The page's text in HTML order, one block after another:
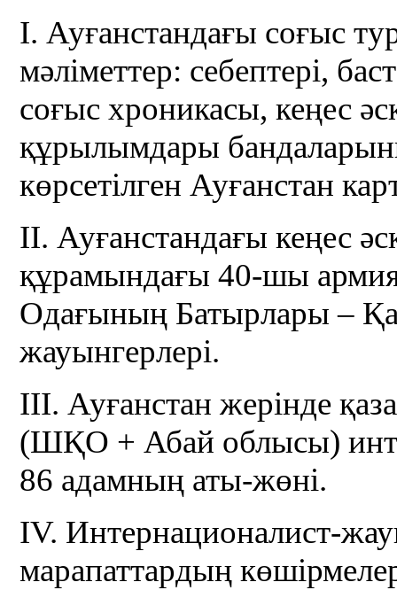
I. Ауғанстандағы соғыс
мәліметтер: себептері,
соғыс хроникасы, кеңес
құрылымдары
көрсетілген Ауғанстан
II. Ауғанстандағы кеңес
құрамындағы 40-шы
Одағының Батырлары –
жауынгерлері.
III. Ауғанстан жерінде
(ШҚО + Абай облысы)
86 адамның аты-жөні.
IV. Интернационалист-
марапаттардың